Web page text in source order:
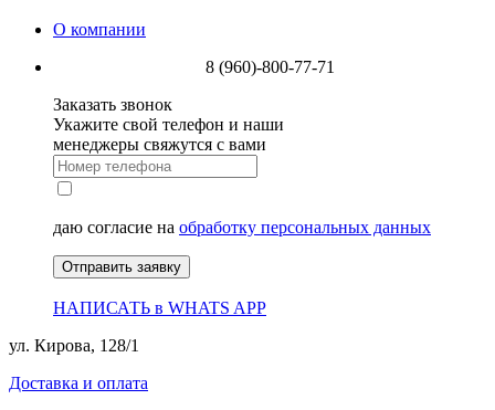
О компании
8 (960)-800-77-71
Заказать звонок
Укажите свой телефон и наши
менеджеры свяжутся с вами
даю согласие на обработку персональных данных
Отправить заявку
НАПИСАТЬ в WHATS APP
ул. Кирова, 128/1
Доставка и оплата